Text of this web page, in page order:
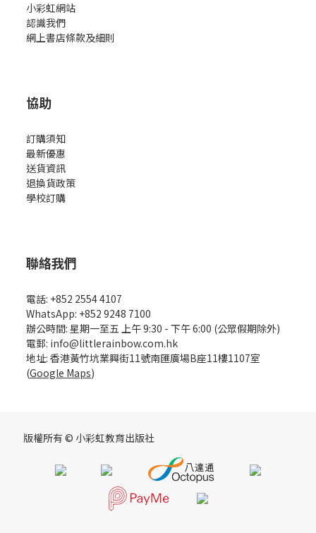
小彩虹網站
認識我們
網上書店條款及細則
協助
訂購須知
最新優惠
送貨資訊
退換貨政策
學校訂購
聯絡我們
電話: +852 2554 4107
WhatsApp: +852 9248 7100
辦公時間: 星期一至五 上午 9:30 - 下午 6:00 (公眾假期除外)
電郵: info@littlerainbow.com.hk
地址: 香港黃竹坑業興街11號南匯廣場B座11樓1107室
(Google Maps)
版權所有 © 小彩虹教育出版社